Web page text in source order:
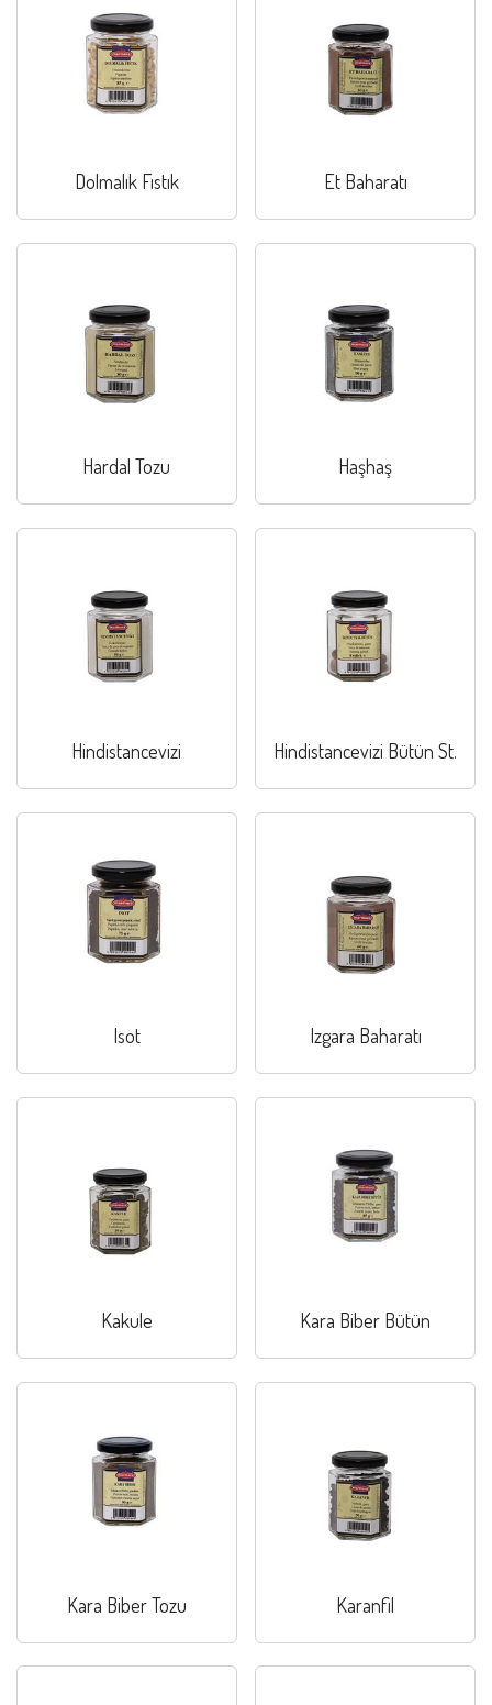
Dolmalık Fıstık Et Baharatı
Hardal Tozu Haşhaş
Hindistancevizi Hindistancevizi Bütün St.
Isot Izgara Baharatı
Kakule Kara Biber Bütün
Kara Biber Tozu Karanfil